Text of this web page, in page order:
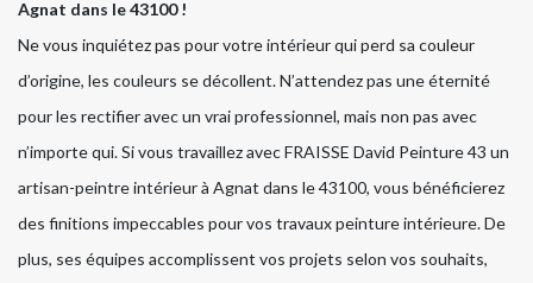
Agnat dans le 43100 !
Ne vous inquiétez pas pour votre intérieur qui perd sa couleur
d’origine, les couleurs se décollent. N’attendez pas une éternité
pour les rectifier avec un vrai professionnel, mais non pas avec
n’importe qui. Si vous travaillez avec FRAISSE David Peinture 43 un
artisan-peintre intérieur à Agnat dans le 43100, vous bénéficierez
des finitions impeccables pour vos travaux peinture intérieure. De
plus, ses équipes accomplissent vos projets selon vos souhaits,